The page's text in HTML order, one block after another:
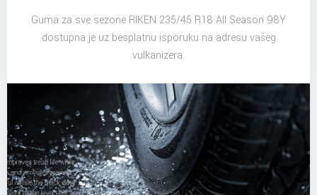
Guma za sve sezone RIKEN 235/45 R18 All Season 98Y
dostupna je uz besplatnu isporuku na adresu vašeg
vulkanizera.